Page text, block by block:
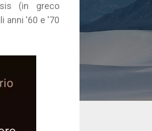
(in greco
anni '60 e '70